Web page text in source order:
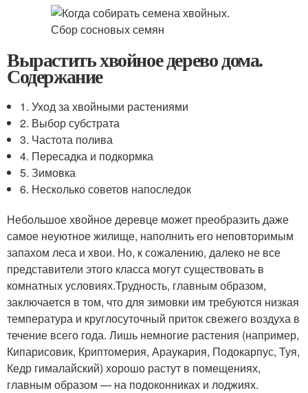
Вырастить хвойное дерево дома.
Содержание
1. Уход за хвойными растениями
2. Выбор субстрата
3. Частота полива
4. Пересадка и подкормка
5. Зимовка
6. Несколько советов напоследок
Небольшое хвойное деревце может преобразить даже
самое неуютное жилище, наполнить его неповторимым
запахом леса и хвои. Но, к сожалению, далеко не все
представители этого класса могут существовать в
комнатных условиях.Трудность, главным образом,
заключается в том, что для зимовки им требуются низкая
температура и круглосуточный приток свежего воздуха в
течение всего года. Лишь немногие растения (например,
Кипарисовик, Криптомерия, Араукария, Подокарпус, Туя,
Кедр гималайский) хорошо растут в помещениях,
главным образом — на подоконниках и лоджиях.